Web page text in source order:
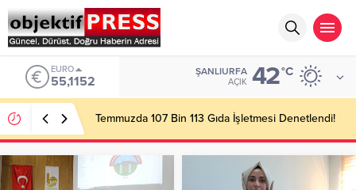
ALTIN
6.529,72
ŞANLIURFA
AÇIK 42°C
Başkan Gülpınar Kırsaldaki Yol Çalışmalarını
İnceledi!